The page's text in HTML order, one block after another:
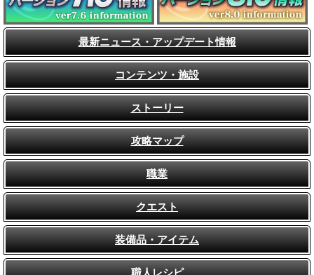
最新ニュース・アップデート情報
コンテンツ・施設
ストーリー
攻略マップ
職業
クエスト
装備品・アイテム
職人レシピ